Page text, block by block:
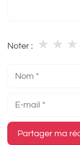
Noter : ★
★
★